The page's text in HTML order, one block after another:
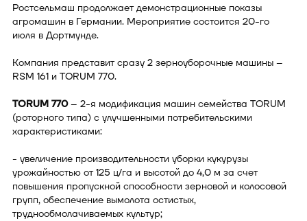
Ростсельмаш продолжает демонстрационные показы
агромашин в Германии. Мероприятие состоится 20-го
июля в Дортмунде.
Компания представит сразу 2 зерноуборочные машины –
RSM 161 и TORUM 770.
TORUM 770– 2-я модификация машин семейства TORUM
(роторного типа) с улучшенными потребительскими
характеристиками:
- увеличение производительности уборки кукурузы
урожайностью от 125 ц/га и высотой до 4,0 м за счет
повышения пропускной способности зерновой и колосовой
групп, обеспечение вымолота остистых,
труднообмолачиваемых культур;